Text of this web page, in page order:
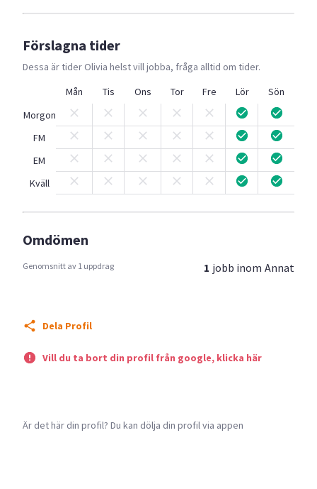
Förslagna tider
Dessa är tider Olivia helst vill jobba, fråga alltid om tider.
Mån
Tis Ons Tor Fre Lör
Sön
Morgon
FM
EM
Kväll
Omdömen
Genomsnitt av 1 uppdrag 1 jobb inom Annat
Dela Profil
Vill du ta bort din profil från google, klicka här
Är det här din profil? Du kan dölja din profil via appen